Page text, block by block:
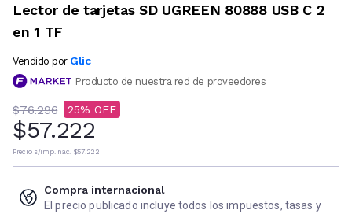
Lector de tarjetas SD UGREEN 80888 USB C 2
en 1 TF
Vendido por Glic
Producto de nuestra red de proveedores
$76.296 25
$57.222
Precio s/imp. nac. $57.222
Compra internacional
El precio publicado incluye todos los impuestos, tasas y